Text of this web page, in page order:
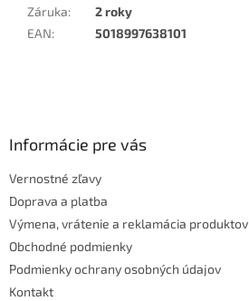
Záruka:
2 roky
EAN: 5018997638101
Informácie pre vás
Vernostné zľavy
Doprava a platba
Výmena, vrátenie a reklamácia produktov
Obchodné podmienky
Podmienky ochrany osobných údajov
Kontakt